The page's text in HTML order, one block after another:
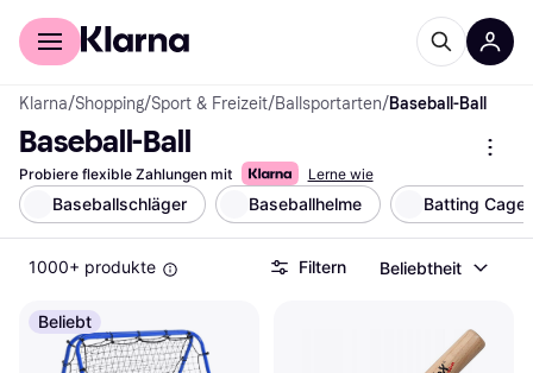
Für Shopper
Klarna/Shopping/Sport & Freizeit/Ballsportarten/Baseball-Ball
Baseball-Ball
Probiere flexible Zahlungen mit Lerne wie
Baseballschläger Baseballhelme Batting
1000+ produkte Filtern Beliebtheit
Beliebt